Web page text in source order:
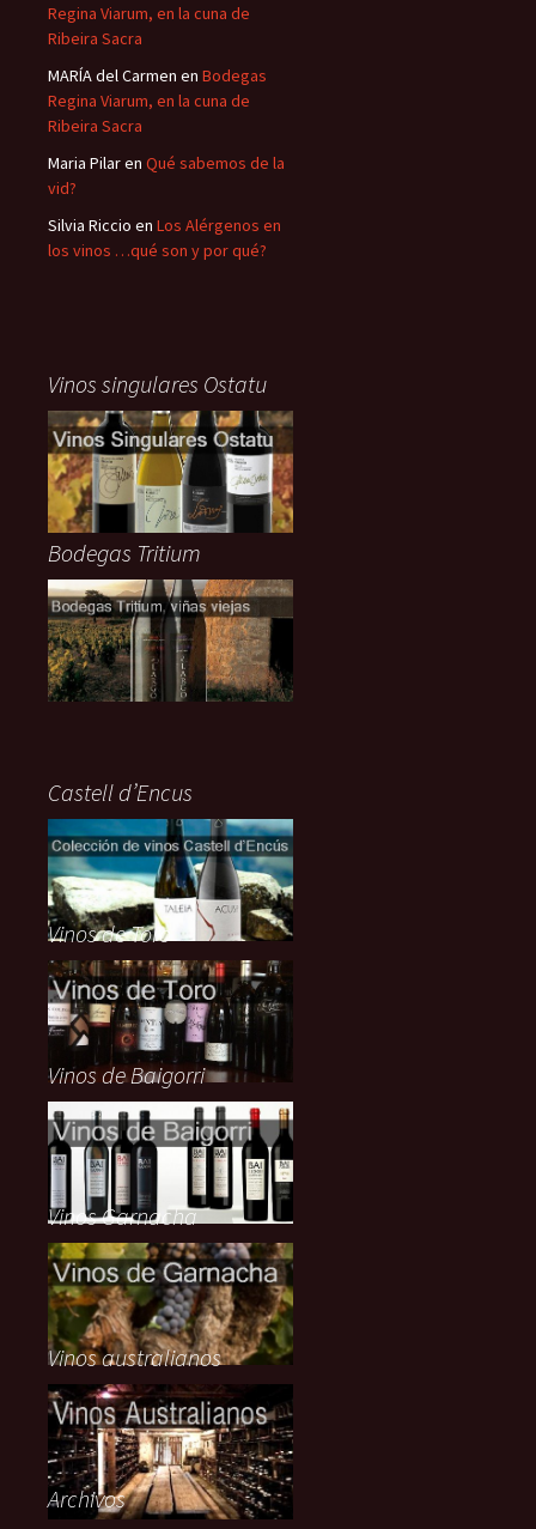
Regina Viarum, en la cuna de
Ribeira Sacra
MARÍA del Carmen en Bodegas
Regina Viarum, en la cuna de
Ribeira Sacra
Maria Pilaren Qué sabemos de la
vid?
Silvia Riccio en Los Alérgenos en
los vinos …qué son y por qué?
Vinos singulares Ostatu
Bodegas Tritium
Castell d’Encus
Vinos de Toro
Vinos de Baigorri
Vinos Garnacha
Vinos australianos
Archivos